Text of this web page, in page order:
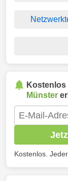
Kostenlos
Münster
Kostenlos.